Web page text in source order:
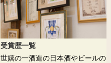
受賞歴一覧
世嬉の一酒造の日本酒やビールの